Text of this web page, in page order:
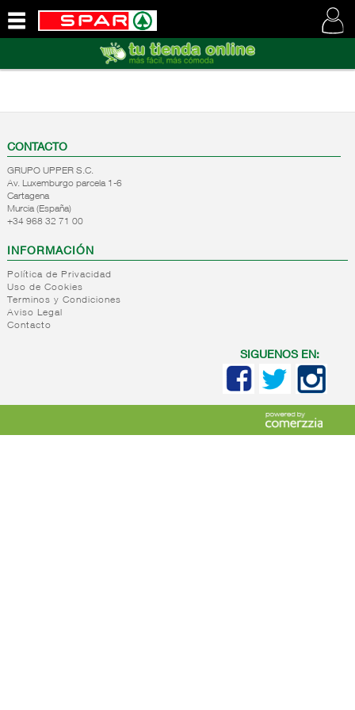
SOMOS
CONTACTO
GRUPO UPPER S.C.
Av. Luxemburgo parcela 1-6
Cartagena
Murcia (España)
+34 968 32 71 00
INFORMACIÓN
Política de Privacidad
Uso de Cookies
Terminos y Condiciones
Aviso Legal
Contacto
SIGUENOS EN: